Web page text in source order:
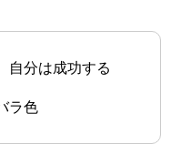
自分は成功する
ラ色